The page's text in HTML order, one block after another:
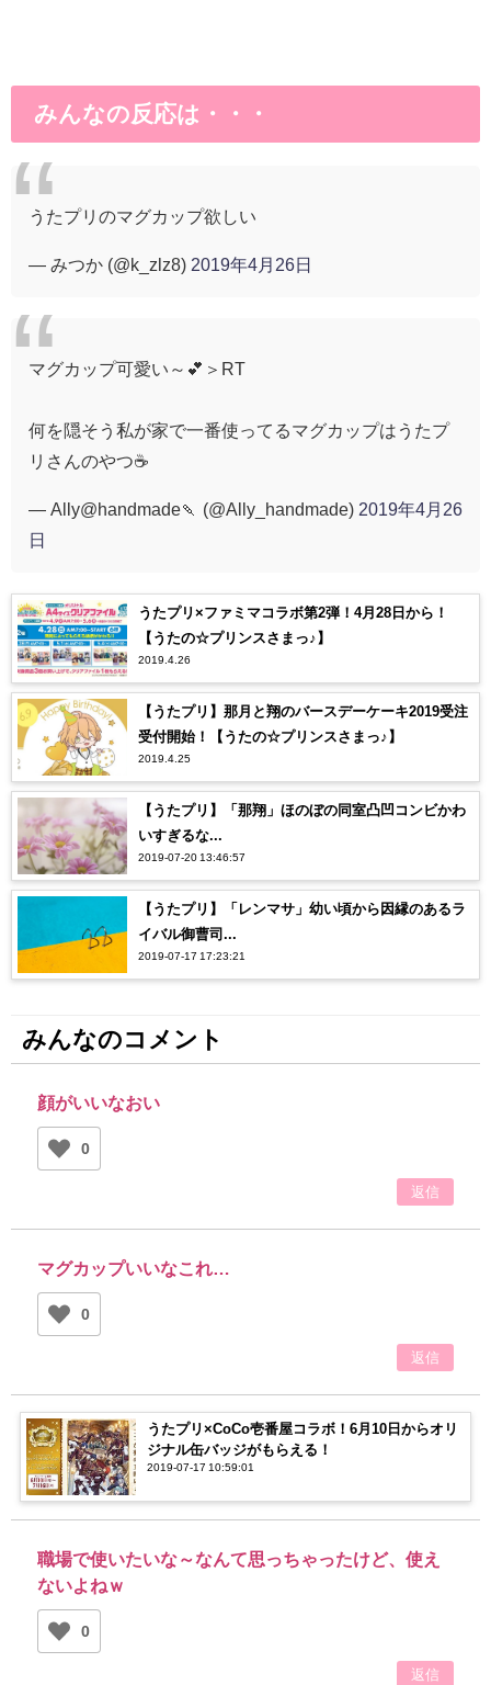
みんなの反応は・・・
うたプリのマグカップ欲しい
— みつか (@k_zlz8) 2019年4月26日
マグカップ可愛い～💕＞RT
何を隠そう私が家で一番使ってるマグカップはうたプ
リさんのやつ☕
— Ally@handmade🍡 (@Ally_handmade) 2019年4月26
日
うたプリ×ファミマコラボ第2弾！4月28日から！
【うたの☆プリンスさまっ♪】
2019.4.26
【うたプリ】那月と翔のバースデーケーキ2019受注
受付開始！【うたの☆プリンスさまっ♪】
2019.4.25
【うたプリ】「那翔」ほのぼの同室凸凹コンビかわ
いすぎるな...
2019-07-20 13:46:57
【うたプリ】「レンマサ」幼い頃から因縁のあるラ
イバル御曹司...
2019-07-17 17:23:21
みんなのコメント
顔がいいなおい
0
返信
マグカップいいなこれ…
0
返信
うたプリ×CoCo壱番屋コラボ！6月10日からオリ
ジナル缶バッジがもらえる！
2019-07-17 10:59:01
職場で使いたいな～なんて思っちゃったけど、使え
ないよねｗ
0
返信